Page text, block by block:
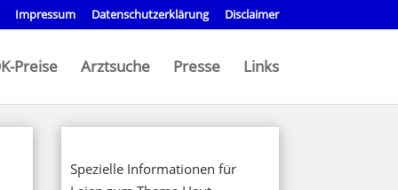
Impressum Datenschutzerklärung Disclaimer
Preise Arztsuche Presse Links
Spezielle Informationen für